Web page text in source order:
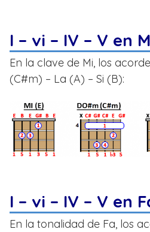
I – vi – IV – V en
En la clave de Mi, los
(C#m) – La (A) – Si (B):
I – vi – IV – V en
En la tonalidad de Fa, los